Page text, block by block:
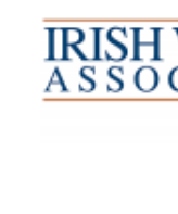
Irish